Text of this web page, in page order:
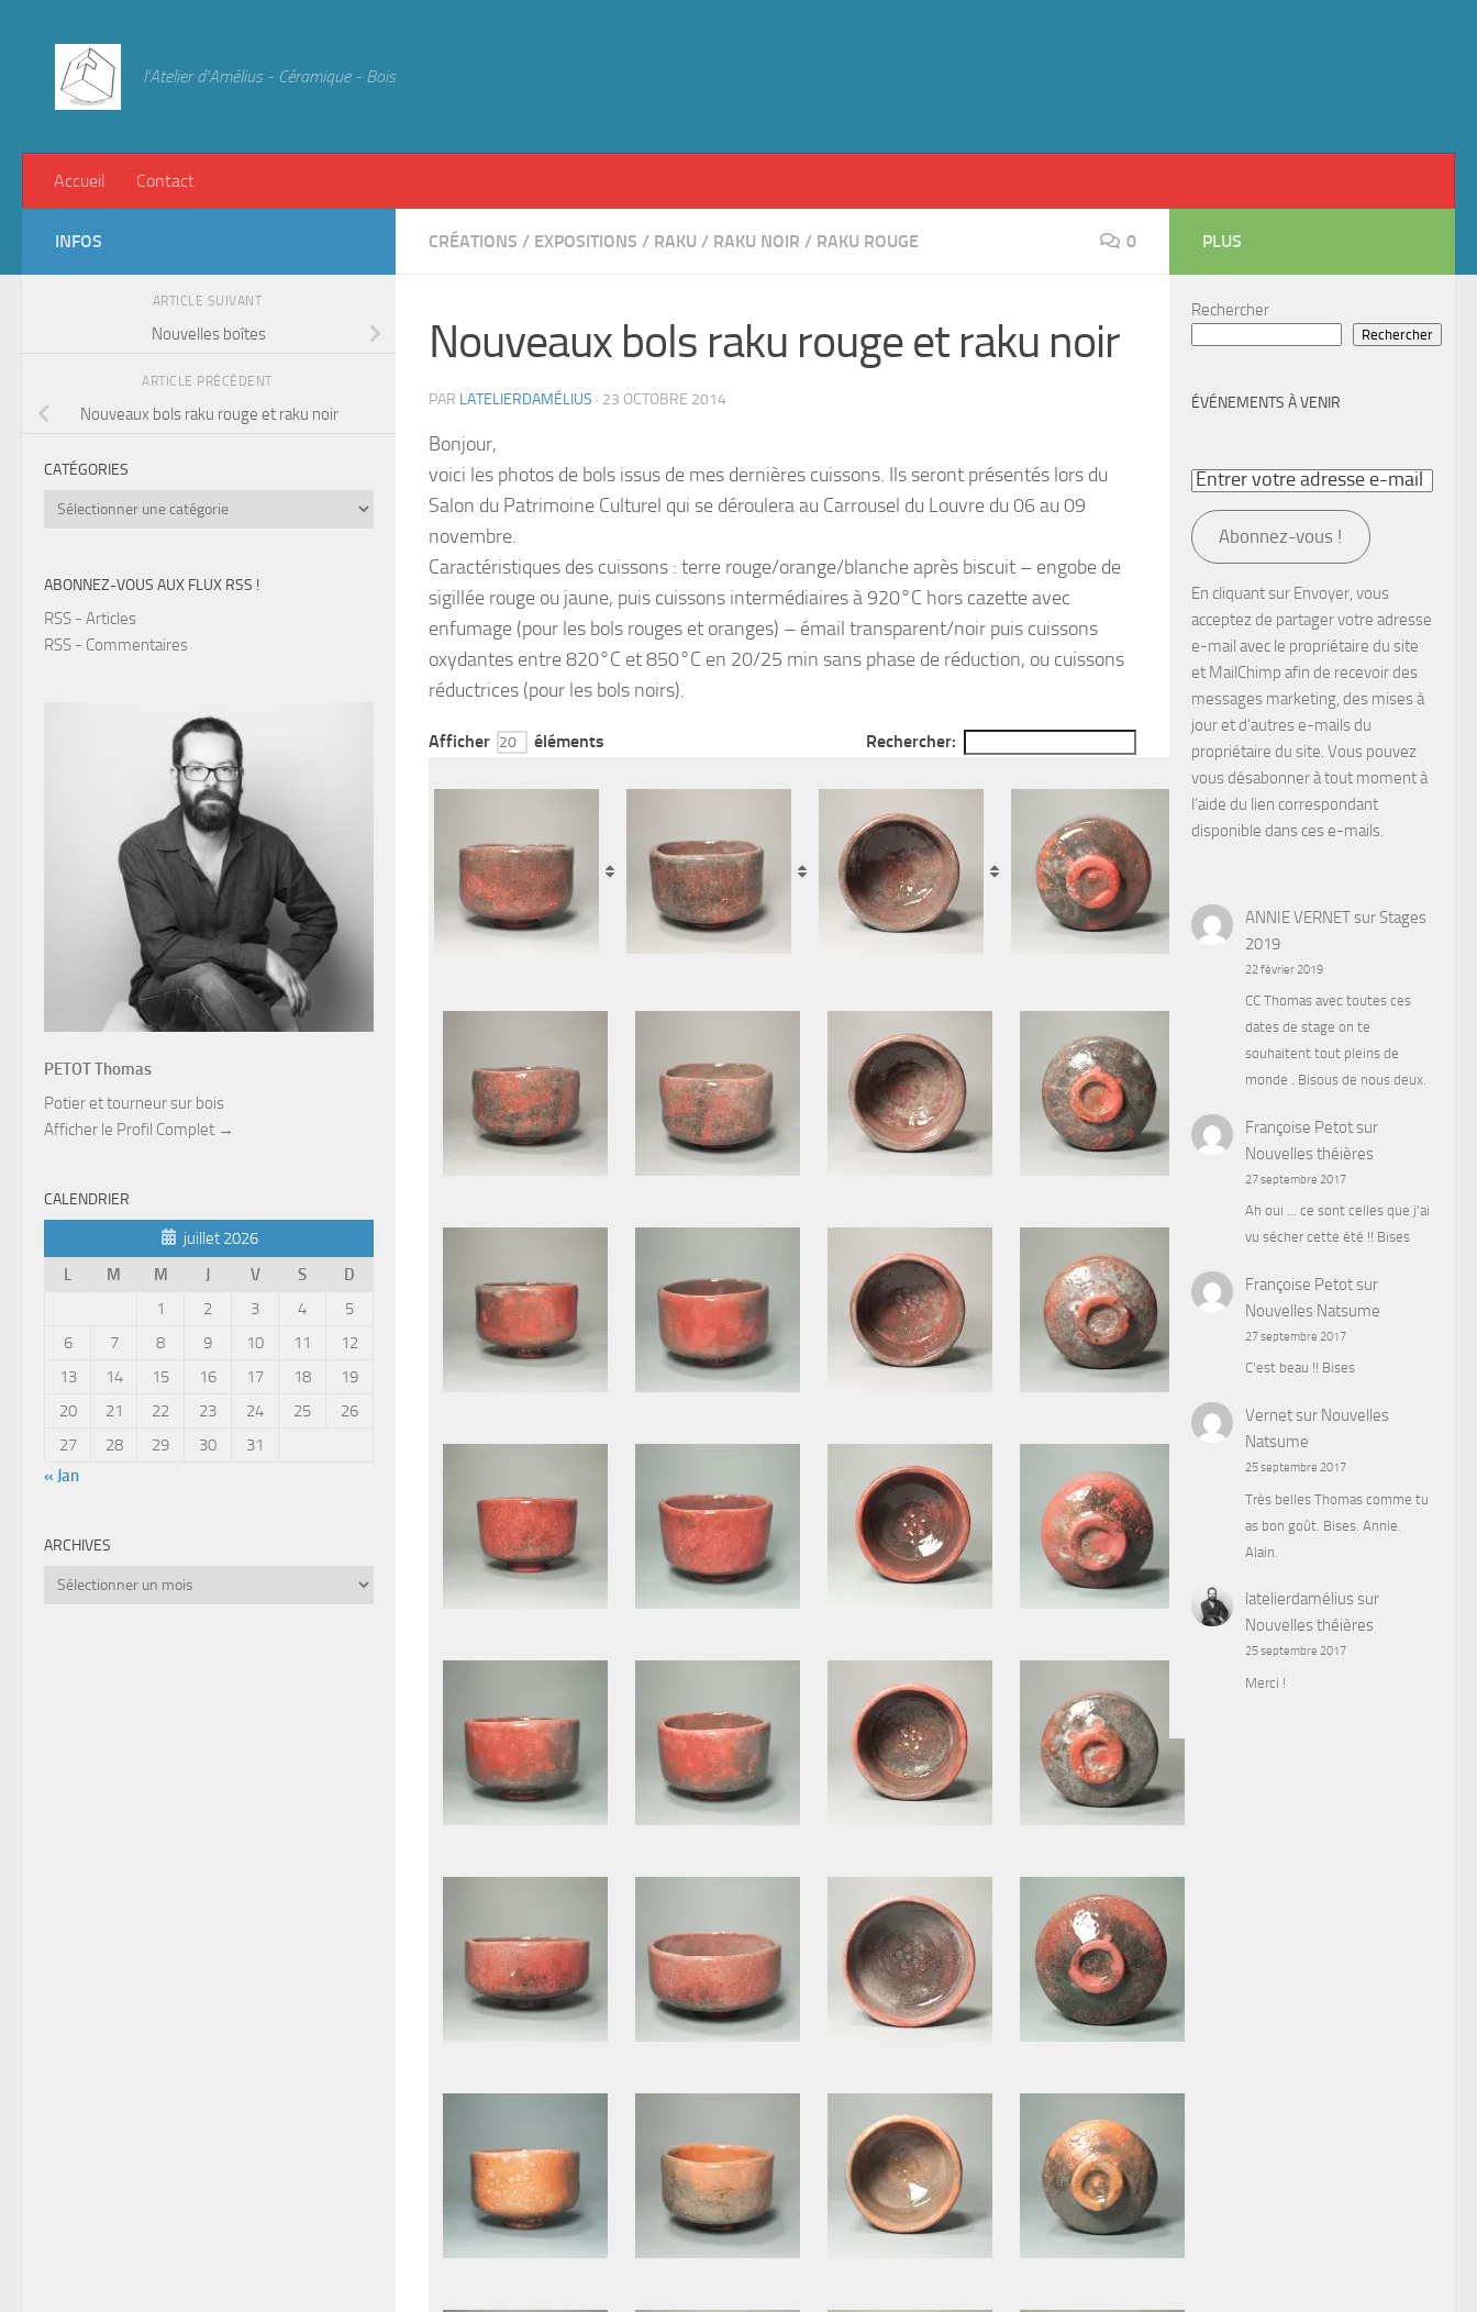
l'Atelier d'Amélius - Céramique - Bois
Accueil Contact
CRÉATIONS / EXPOSITIONS / RAKU / RAKU NOIR / RAKU ROUGE 0
Nouveaux bols raku rouge et raku noir
PAR LATELIERDAMÉLIUS · 23 OCTOBRE 2014
Bonjour,
voici les photos de bols issus de mes dernières cuissons. Ils seront présentés lors du
Salon du Patrimoine Culturel qui se déroulera au Carrousel du Louvre du 06 au 09
novembre.
Caractéristiques des cuissons : terre rouge/orange/blanche après biscuit – engobe de
sigillée rouge ou jaune, puis cuissons intermédiaires à 920°C hors cazette avec
enfumage (pour les bols rouges et oranges) – émail transparent/noir puis cuissons
oxydantes entre 820°C et 850°C en 20/25 min sans phase de réduction, ou cuissons
réductrices (pour les bols noirs).
Afficher éléments Rechercher:
INFOS
ARTICLE SUIVANT
Nouvelles boîtes
ARTICLE PRÉCÉDENT
Nouveaux bols raku rouge et raku noir
CATÉGORIES
Catégories
ABONNEZ-VOUS AUX FLUX RSS !
RSS - Articles
RSS - Commentaires
PETOT Thomas
Potier et tourneur sur bois
Afficher le Profil Complet →
CALENDRIER
juillet 2026
L
M M J V S
D
1
2 3 4
5
6
7 8 9 10 11
12
13
14 15 16 17 18
19
20
21 22 23 24 25
26
27
28 29 30
31
« Jan
ARCHIVES
Archives
PLUS
Rechercher
Rechercher
ÉVÉNEMENTS À VENIR
Abonnez-vous !
En cliquant sur Envoyer, vous
acceptez de partager votre adresse
e-mail avec le propriétaire du site
et MailChimp afin de recevoir des
messages marketing, des mises à
jour et d’autres e-mails du
propriétaire du site. Vous pouvez
vous désabonner à tout moment à
l’aide du lien correspondant
disponible dans ces e-mails.
ANNIE VERNETsur Stages
2019
22 février 2019
CC Thomas avec toutes ces
dates de stage on te
souhaitent tout pleins de
monde . Bisous de nous deux.
Françoise Petotsur
Nouvelles théières
27 septembre 2017
Ah oui ... ce sont celles que j'ai
vu sécher cette été !! Bises
Françoise Petotsur
Nouvelles Natsume
27 septembre 2017
C'est beau !! Bises
Vernetsur Nouvelles
Natsume
25 septembre 2017
Très belles Thomas comme tu
as bon goût. Bises. Annie.
Alain.
latelierdaméliussur
Nouvelles théières
25 septembre 2017
Merci !